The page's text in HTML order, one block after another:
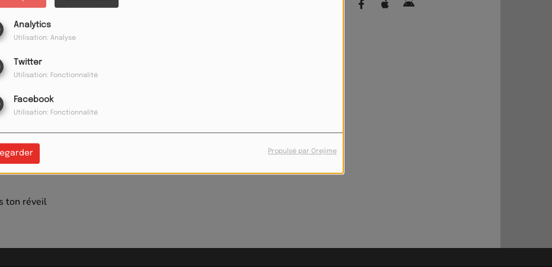
Analytics
Utilisation: Analyse
Twitter
Utilisation: Fonctionnalité
Facebook
Utilisation: Fonctionnalité
Propulsé par Orejime
ton réveil